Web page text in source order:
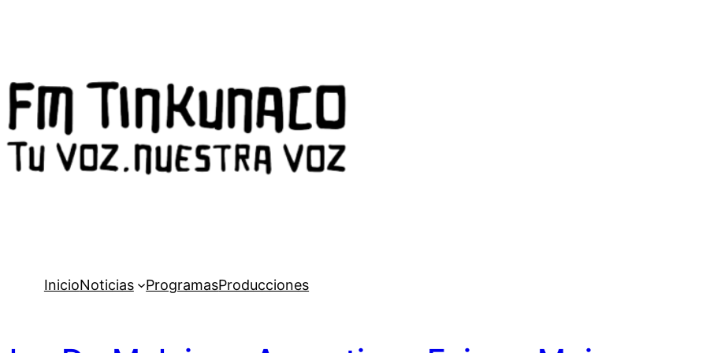
InicioNoticias ProgramasProducciones